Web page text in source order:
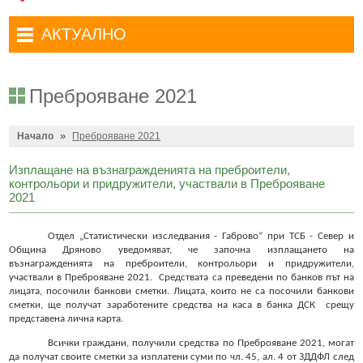
Достъп до информация
Антикорупция
Профил на купувача
Общ устройствен план
Устройство на територията
Общинско предприятие Зелено Дряново
Общинска собственост
Финанси и бюджет
Култура
Туристически маршрути
Туристически информационен център
Съобщения
Преброяване 2021
Начало » Преброяване 2021
Изплащане на възнагражденията на преброители,
контрольори и придружители, участвали в Преброяване
2021
Отдел „Статистически изследвания - Габрово“ при ТСБ - Север и
Община Дряново уведомяват, че започна изплащането на
възнагражденията на преброители, контрольори и придружители,
участвали в Преброяване 2021.
Средствата са преведени по банков път на
лицата, посочили банкови сметки. Лицата, които не са посочили банкови
сметки, ще получат заработените средства на каса в банка ДСК
срещу
представена лична карта.
Всички граждани, получили средства по Преброяване 2021, могат
да получат своите сметки за изплатени суми по чл. 45, ал. 4 от ЗДДФЛ след
Комплексно административно обслужване
АКТУАЛНО
Въвеждане на еврото в България
Местни избори 2023 година
Общинска избирателна комисия мандат 2023-2027 г.
Преброяване 2021
Приют за безстопанствени кучета
Красиво Дряново
Новини
Обяви и съобщения